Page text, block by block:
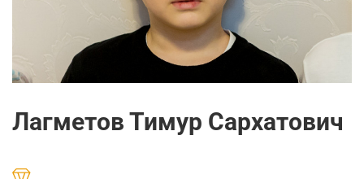
Лагметов Тимур Сархатович